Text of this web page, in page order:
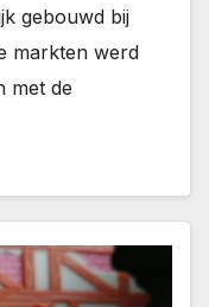
gebouwd bij
markten werd
met de